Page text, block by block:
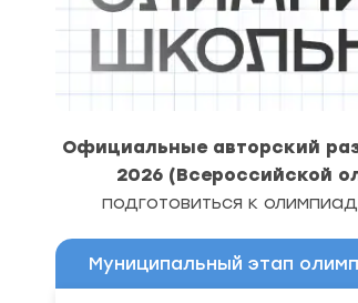
Официальные авторский
2026 (Всероссийской
подготовиться к
Муниципальный этап